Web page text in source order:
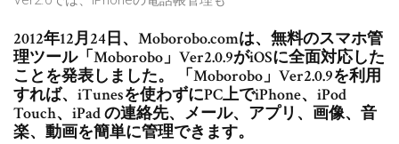
2012年12月24日、Moborobo.comは、無料のスマホ管
理ツール「Moborobo」Ver2.0.9がiOSに全面対応した
ことを発表しました。 「Moborobo」Ver2.0.9を利用
すれば、iTunesを使わずにPC上でiPhone、iPod
Touch、iPad の連絡先、メール、アプリ、画像、音
楽、動画を簡単に管理できます。